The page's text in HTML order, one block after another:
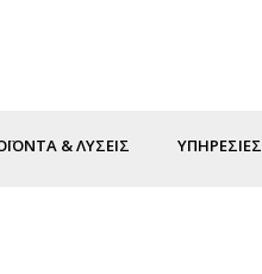
& ΛΥΣΕΙΣ ΥΠΗΡΕΣΙΕΣ